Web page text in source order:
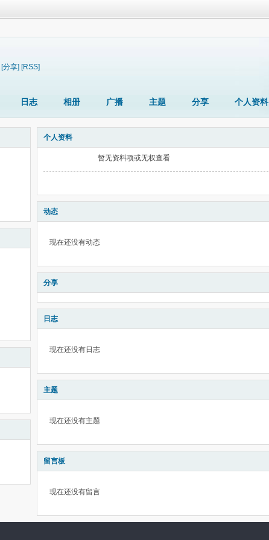
[分享] [RSS]
日志 相册 广播 主题 分享 个人资料
个人资料
暂无资料项或无权查看
动态
现在还没有动态
分享
日志
现在还没有日志
主题
现在还没有主题
留言板
现在还没有留言